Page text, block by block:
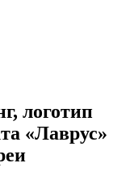
логотип
«Лаврус»